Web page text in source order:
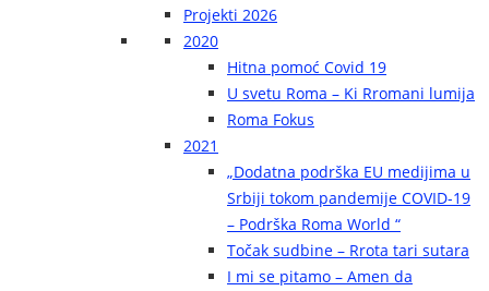
Projekti 2026
2020
Hitna pomoć Covid 19
U svetu Roma – Ki Rromani lumija
Roma Fokus
2021
„Dodatna podrška EU medijima u
Srbiji tokom pandemije COVID-19
– Podrška Roma World “
Točak sudbine – Rrota tari sutara
I mi se pitamo – Amen da